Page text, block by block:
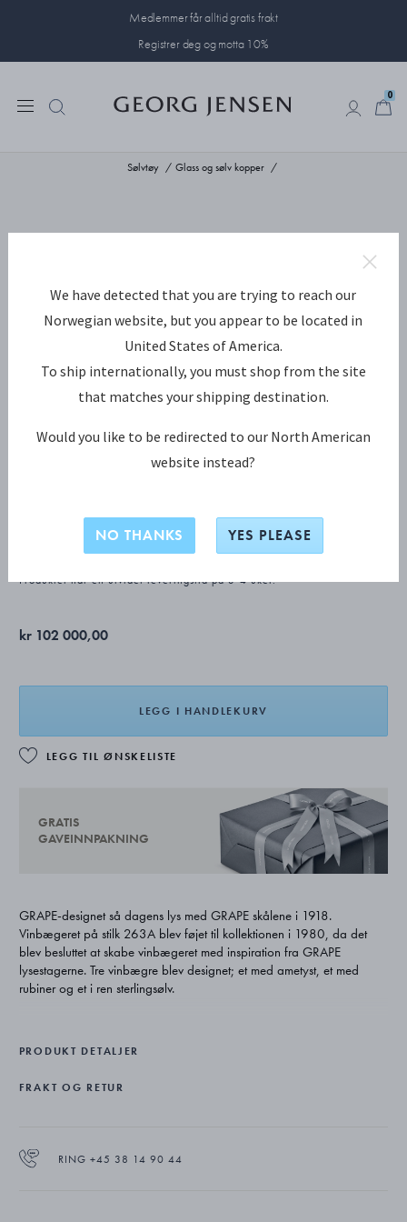
Medlemmer får alltid gratis frakt
Registrer deg og motta 10%
0
Sølvtøy Glass og sølv kopper
STERLINGSØLV
Produktet har en utvidet leveringstid på 3-4 uker.
kr 102 000,00
LEGG I HANDLEKURV
LEGG TIL ØNSKELISTE
GRATIS
GAVEINNPAKNING
GRAPE-designet så dagens lys med GRAPE skålene i 1918.
Vinbægeret på stilk 263A blev føjet til kollektionen i 1980, da det
blev besluttet at skabe vinbægeret med inspiration fra GRAPE
lysestagerne. Tre vinbægre blev designet; et med ametyst, et med
rubiner og et i ren sterlingsølv.
faunadetaljer, og er fremstillet af ​​ægte og nøje udformede materialer.
Som en vinranke er stilken er snoet og ujævn med små drueklaser, der
karakteristiske hamrede overflade, som Georg Jensen brugte til at
blødgøre lysets genspejling i sølvet og skabe et måneskinsagtigt skær.
PRODUKT DETALJER
FRAKT OG RETUR
RING +45 38 14 90 44
We have detected that you are trying to reach our
Norwegian website, but you appear to be located in
United States of America.
To ship internationally, you must shop from the site
that matches your shipping destination.
Would you like to be redirected to our North American
website instead?
NO THANKS YES PLEASE